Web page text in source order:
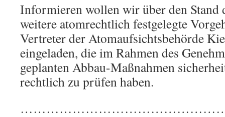
Informieren wollen wir über den Stand
weitere atomrechtlich festgelegte
Vertreter der Atomaufsichtsbehörde
eingeladen, die im Rahmen des
geplanten Abbau-Maßnahmen
rechtlich zu prüfen haben.